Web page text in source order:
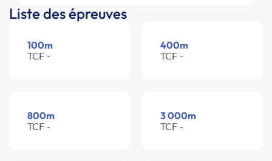
Liste des épreuves
100m
TCF -
400m
TCF -
800m
TCF -
3 000m
TCF -